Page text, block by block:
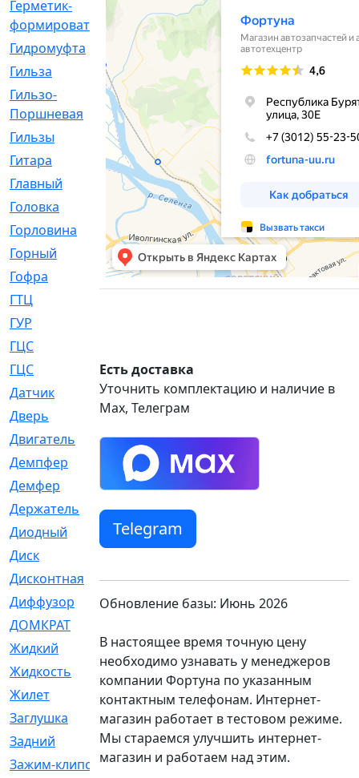
Герметик-
формирователь
Гидромуфта
[47]
Гильза
Гильзо-
Поршневая
[13]
Гильзы
[259]
Гитара
[7]
Главный
[29]
Головка
[28]
Горловина
Горный
[1]
Гофра
[86]
ГТЦ
ГУР
ГЦC
ГЦС
[74]
Датчик
[969]
Дверь
[249]
Двигатель
[64]
Демпфер
[2]
Демфер
[1]
Держатель
[5]
Диодный
[3]
Диск
Дисконтная
[1]
Диффузор
[1]
ДОМКРАТ
Жидкий
[5]
Жидкость
[80]
Жилет
[1]
Заглушка
[21]
Задний
[528]
Зажим-клипса
[1]
Есть доставка
Уточнить комплектацию и наличие в
Max, Телеграм
Telegram
Обновление базы: Июнь 2026
В настоящее время точную цену
необходимо узнавать у менеджеров
компании Фортуна по указанным
контактным телефонам. Интернет-
магазин работает в тестовом режиме.
Мы стараемся улучшить интернет-
магазин и работаем над этим.